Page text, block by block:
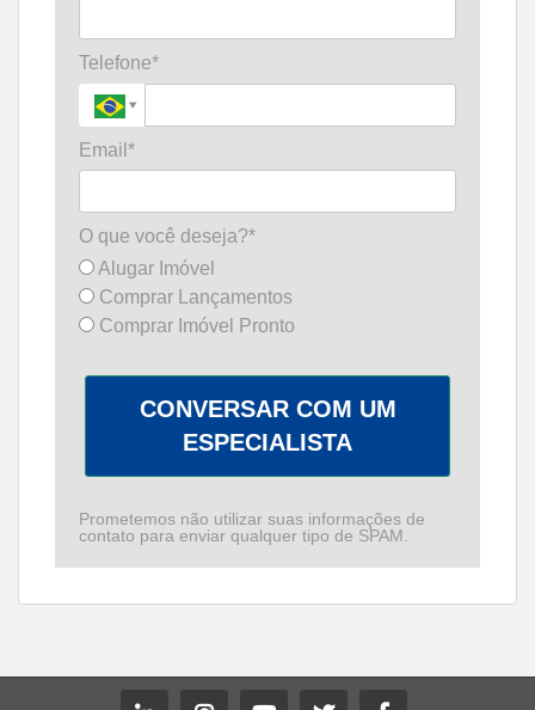
Telefone*
Email*
O que você deseja?*
Alugar Imóvel
Comprar Lançamentos
Comprar Imóvel Pronto
CONVERSAR COM UM
ESPECIALISTA
Prometemos não utilizar suas informações de
contato para enviar qualquer tipo de SPAM.